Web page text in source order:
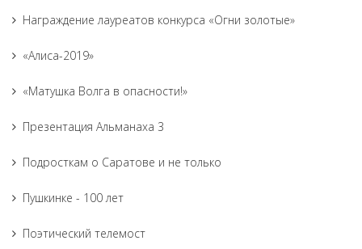
Награждение лауреатов конкурса «Огни золотые»
«Алиса-2019»
«Матушка Волга в опасности!»
Презентация Альманаха 3
Подросткам о Саратове и не только
Пушкинке - 100 лет
Поэтический телемост